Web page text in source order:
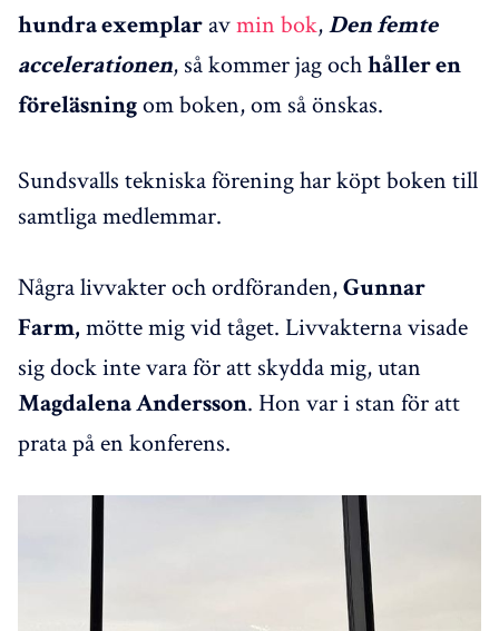
hundra exemplar avmin bok, Den femte
accelerationen, så kommer jag och håller en
föreläsning om boken, om så önskas.
Sundsvalls tekniska förening har köpt boken till
samtliga medlemmar.
Några livvakter och ordföranden, Gunnar
Farm, mötte mig vid tåget. Livvakterna visade
sig dock inte vara för att skydda mig, utan
Magdalena Andersson. Hon var i stan för att
prata på en konferens.